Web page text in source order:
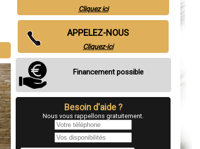
Cliquez ici
APPELEZ-NOUS
Cliquez-ici
Financement possible
Besoin d'aide ?
Nous vous rappellons gratuitement.